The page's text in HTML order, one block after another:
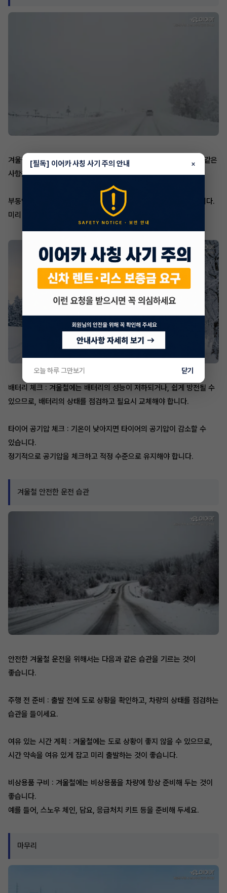
겨울철에는 차량의 상태를 점검하는 것이 매우 중요합니다. 다음과 같은
사항을 체크해야 합니다.
부동액 점검 : 부동액은 냉각수가 얼지 않도록 도와주는 역할을 합니다.
미리 냉각수의 양을 점검하고 필요시 보충해야 합니다.
배터리 체크 : 겨울철에는 배터리의 성능이 저하되거나, 쉽게 방전될 수
있으므로, 배터리의 상태를 점검하고 필요시 교체해야 합니다.
타이어 공기압 체크 : 기온이 낮아지면 타이어의 공기압이 감소할 수
있습니다.
정기적으로 공기압을 체크하고 적정 수준으로 유지해야 합니다.
겨울철 안전한 운전 습관
안전한 겨울철 운전을 위해서는 다음과 같은 습관을 기르는 것이
좋습니다.
주행 전 준비 : 출발 전에 도로 상황을 확인하고, 차량의 상태를 점검하는
습관을 들이세요.
여유 있는 시간 계획 : 겨울철에는 도로 상황이 좋지 않을 수 있으므로,
시간 약속을 여유 있게 잡고 미리 출발하는 것이 좋습니다.
비상용품 구비 : 겨울철에는 비상용품을 차량에 항상 준비해 두는 것이
좋습니다.
예를 들어, 스노우 체인, 담요, 응급처치 키트 등을 준비해 두세요.
마무리
[필독] 이어카 사칭 사기 주의 안내 ×
오늘 하루 그만보기 닫기